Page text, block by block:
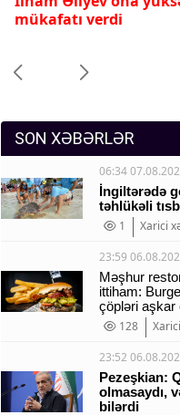
mükafatı verdi
SON XƏBƏRLƏR
06:34
İngiltərədə
təhlükəli
1
Xarici
23:59
Məşhur
ittiham:
çöpləri aşkar
128
23:52
Pezeşkian:
olmasaydı,
bilərdi